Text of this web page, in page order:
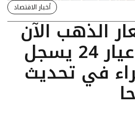
أخبار الاقتصاد
الذهب الآن
في مصر: عيار 24 يسجل
في تحديث